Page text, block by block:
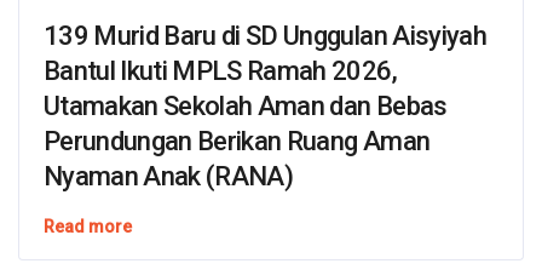
139 Murid Baru di SD Unggulan Aisyiyah
Bantul Ikuti MPLS Ramah 2026,
Utamakan Sekolah Aman dan Bebas
Perundungan Berikan Ruang Aman
Nyaman Anak (RANA)
Read more